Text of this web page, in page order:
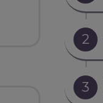
2
3